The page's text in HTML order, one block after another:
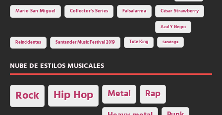
Mario San Miguel
Collector's Series Falsalarma César Strawberry
Azul Y Negro
Reincidentes Santander Music Festival 2019 Tote King Saratoga
NUBE DE ESTILOS MUSICALES
Rock Hip Hop Metal Rap